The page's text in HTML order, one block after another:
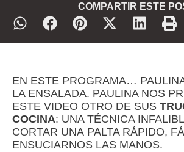
COMPARTIR ESTE
EN ESTE PROGRAMA…
LA ENSALADA. PAULINA NOS
ESTE VIDEO OTRO DE SUS
COCINA: UNA TÉCNICA
CORTAR UNA PALTA RÁPIDO,
ENSUCIARNOS LAS MANOS.